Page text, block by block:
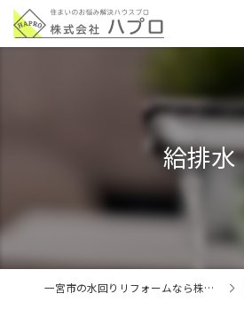
給排水
一宮市の水回りリフォームなら株式会社ハプロ